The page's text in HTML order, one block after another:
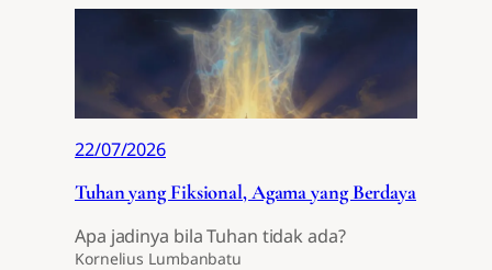
22/07/2026
Tuhan yang Fiksional, Agama yang Berdaya
Apa jadinya bila Tuhan tidak ada?
Kornelius Lumbanbatu